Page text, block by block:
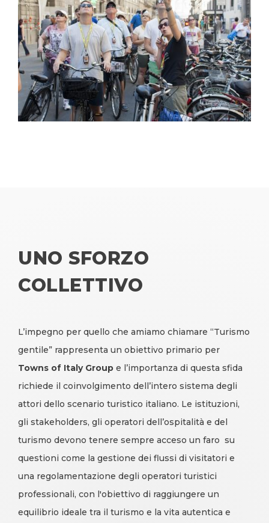
UNO SFORZO
COLLETTIVO
L’impegno per quello che amiamo chiamare “Turismo
gentile” rappresenta un obiettivo primario per
Towns of Italy Group e l’importanza di questa sfida
richiede il coinvolgimento dell’intero sistema degli
attori dello scenario turistico italiano. Le istituzioni,
gli stakeholders, gli operatori dell’ospitalità e del
turismo devono tenere sempre acceso un faro su
questioni come la gestione dei flussi di visitatori e
una regolamentazione degli operatori turistici
professionali, con l'obiettivo di raggiungere un
equilibrio ideale tra il turismo e la vita autentica e